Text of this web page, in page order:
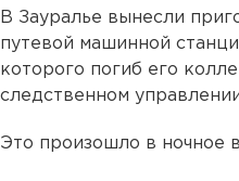
В Зауралье вынесли
путевой машинной
которого погиб его
следственном
Это произошло в ночное